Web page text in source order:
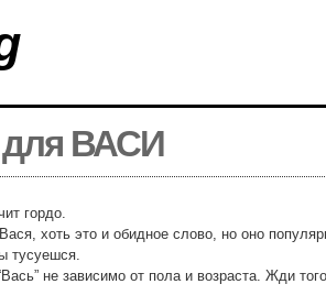
для ВАСИ
гордо.
хоть это и обидное слово, но оно
тусуешся.
не зависимо от пола и возраста. Жди